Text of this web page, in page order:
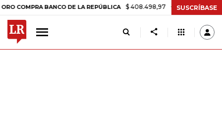
BANCO DE LA REPÚBLICA $ 408.498,97 +$ 8.753,81 +2,19%
SUSCRÍBASE